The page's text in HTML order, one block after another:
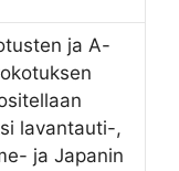
ja A-
lavantauti-,
ja Japanin